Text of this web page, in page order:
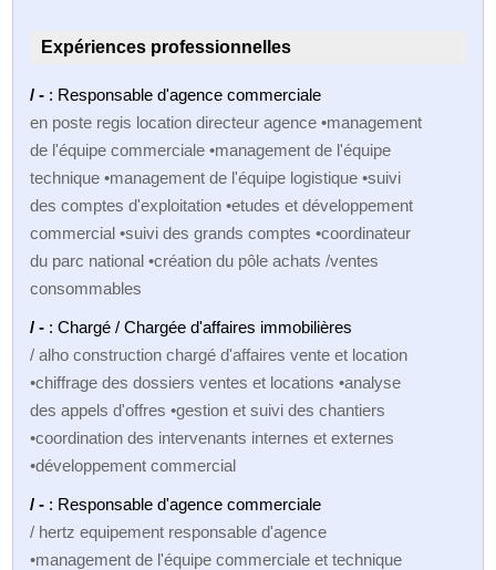
Expériences professionnelles
/ - : Responsable d'agence commerciale
en poste regis location directeur agence •management
de l'équipe commerciale •management de l'équipe
technique •management de l'équipe logistique •suivi
des comptes d'exploitation •etudes et développement
commercial •suivi des grands comptes •coordinateur
du parc national •création du pôle achats /ventes
consommables
/ - : Chargé / Chargée d'affaires immobilières
/ alho construction chargé d'affaires vente et location
•chiffrage des dossiers ventes et locations •analyse
des appels d'offres •gestion et suivi des chantiers
•coordination des intervenants internes et externes
•développement commercial
/ - : Responsable d'agence commerciale
/ hertz equipement responsable d'agence
•management de l'équipe commerciale et technique